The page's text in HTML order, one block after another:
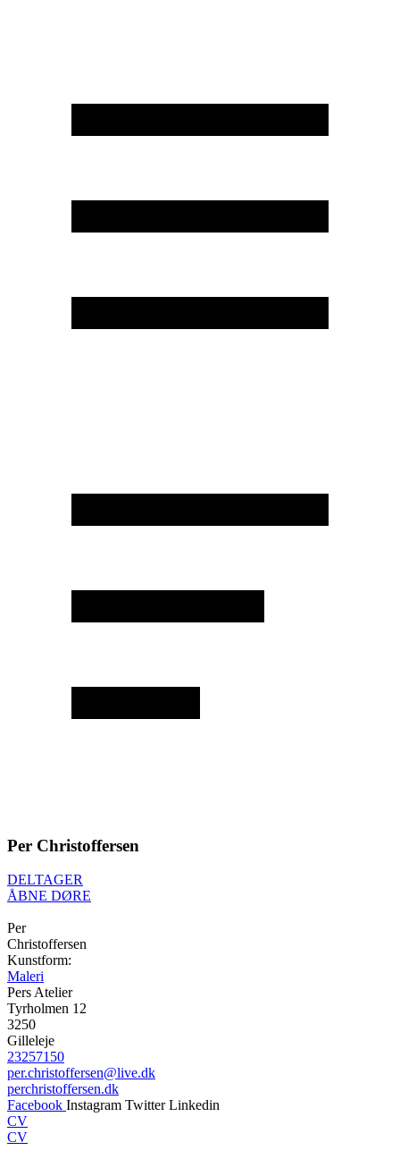
Per Christoffersen
DELTAGER
ÅBNE DØRE
Per
Christoffersen
Kunstform:
Maleri
Pers Atelier
Tyrholmen 12
3250
Gilleleje
23257150
per.christoffersen@live.dk
perchristoffersen.dk
Facebook Instagram Twitter Linkedin
CV
CV